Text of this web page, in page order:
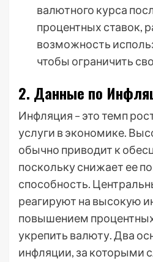
валютного курса
процентных ставок,
возможность
чтобы ограничить
2. Данные по
Инфляция – это темп
услуги в экономике.
обычно приводит к
поскольку снижает ее
способность.
реагируют на высокую
повышением
укрепить валюту. Два
инфляции, за которыми